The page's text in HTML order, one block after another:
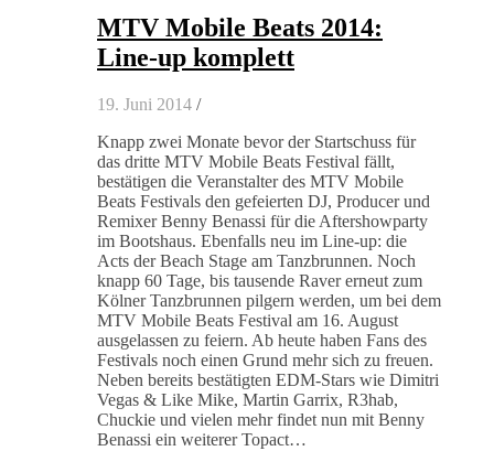
MTV Mobile Beats 2014:
Line-up komplett
19. Juni 2014 /
Knapp zwei Monate bevor der Startschuss für
das dritte MTV Mobile Beats Festival fällt,
bestätigen die Veranstalter des MTV Mobile
Beats Festivals den gefeierten DJ, Producer und
Remixer Benny Benassi für die Aftershowparty
im Bootshaus. Ebenfalls neu im Line-up: die
Acts der Beach Stage am Tanzbrunnen. Noch
knapp 60 Tage, bis tausende Raver erneut zum
Kölner Tanzbrunnen pilgern werden, um bei dem
MTV Mobile Beats Festival am 16. August
ausgelassen zu feiern. Ab heute haben Fans des
Festivals noch einen Grund mehr sich zu freuen.
Neben bereits bestätigten EDM-Stars wie Dimitri
Vegas & Like Mike, Martin Garrix, R3hab,
Chuckie und vielen mehr findet nun mit Benny
Benassi ein weiterer Topact…